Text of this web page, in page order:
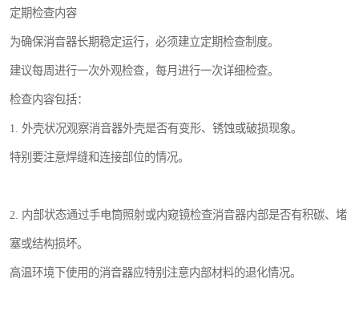
定期检查内容
为确保消音器长期稳定运行，必须建立定期检查制度。
建议每周进行一次外观检查，每月进行一次详细检查。
检查内容包括：
1. 外壳状况观察消音器外壳是否有变形、锈蚀或破损现象。
特别要注意焊缝和连接部位的情况。
2. 内部状态通过手电筒照射或内窥镜检查消音器内部是否有积碳、堵
塞或结构损坏。
高温环境下使用的消音器应特别注意内部材料的退化情况。